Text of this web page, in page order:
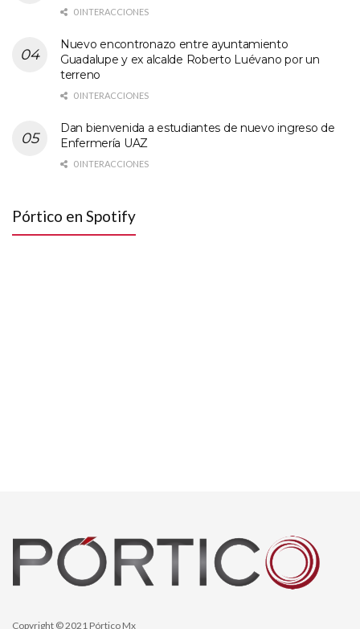
0 INTERACCIONES
Nuevo encontronazo entre ayuntamiento
Guadalupe y ex alcalde Roberto Luévano por un
terreno
0 INTERACCIONES
Dan bienvenida a estudiantes de nuevo ingreso de
Enfermería UAZ
0 INTERACCIONES
Pórtico en Spotify
Copyright © 2021 Pórtico Mx